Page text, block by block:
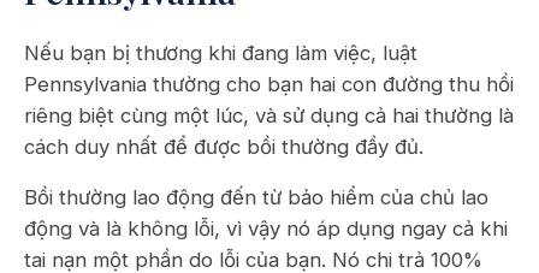
Nếu bạn bị thương khi đang làm việc, luật
Pennsylvania thường cho bạn hai con đường thu hồi
riêng biệt cùng một lúc, và sử dụng cả hai thường là
cách duy nhất để được bồi thường đầy đủ.
Bồi thường lao động đến từ bảo hiểm của chủ lao
động và là không lỗi, vì vậy nó áp dụng ngay cả khi
tai nạn một phần do lỗi của bạn. Nó chi trả 100%